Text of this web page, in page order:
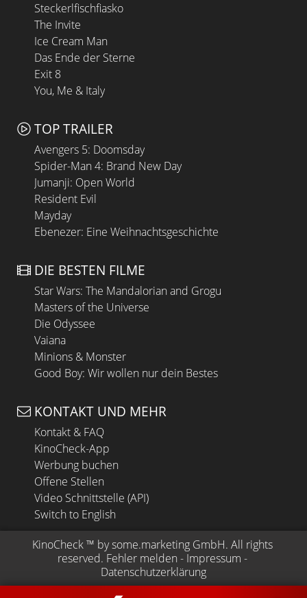
Steckerlfischfiasko
The Invite
Ice Cream Man
Das Ende der Sterne
Exit 8
You, Me & Italy
TOP TRAILER
Avengers 5: Doomsday
Spider-Man 4: Brand New Day
Jumanji: Open World
Resident Evil
Mayday
Ebenezer: Eine Weihnachtsgeschichte
DIE BESTEN FILME
Star Wars: The Mandalorian and Grogu
Masters of the Universe
Die Odyssee
Vaiana
Minions & Monster
Good Boy: Wir wollen nur dein Bestes
KONTAKT UND MEHR
Kontakt & FAQ
KinoCheck-App
Werbung buchen
Offene Stellen
Video Schnittstelle (API)
Switch to English
KinoCheck ™ by some.marketing GmbH. All rights
reserved. Fehler melden - Impressum -
Datenschutzerklärung